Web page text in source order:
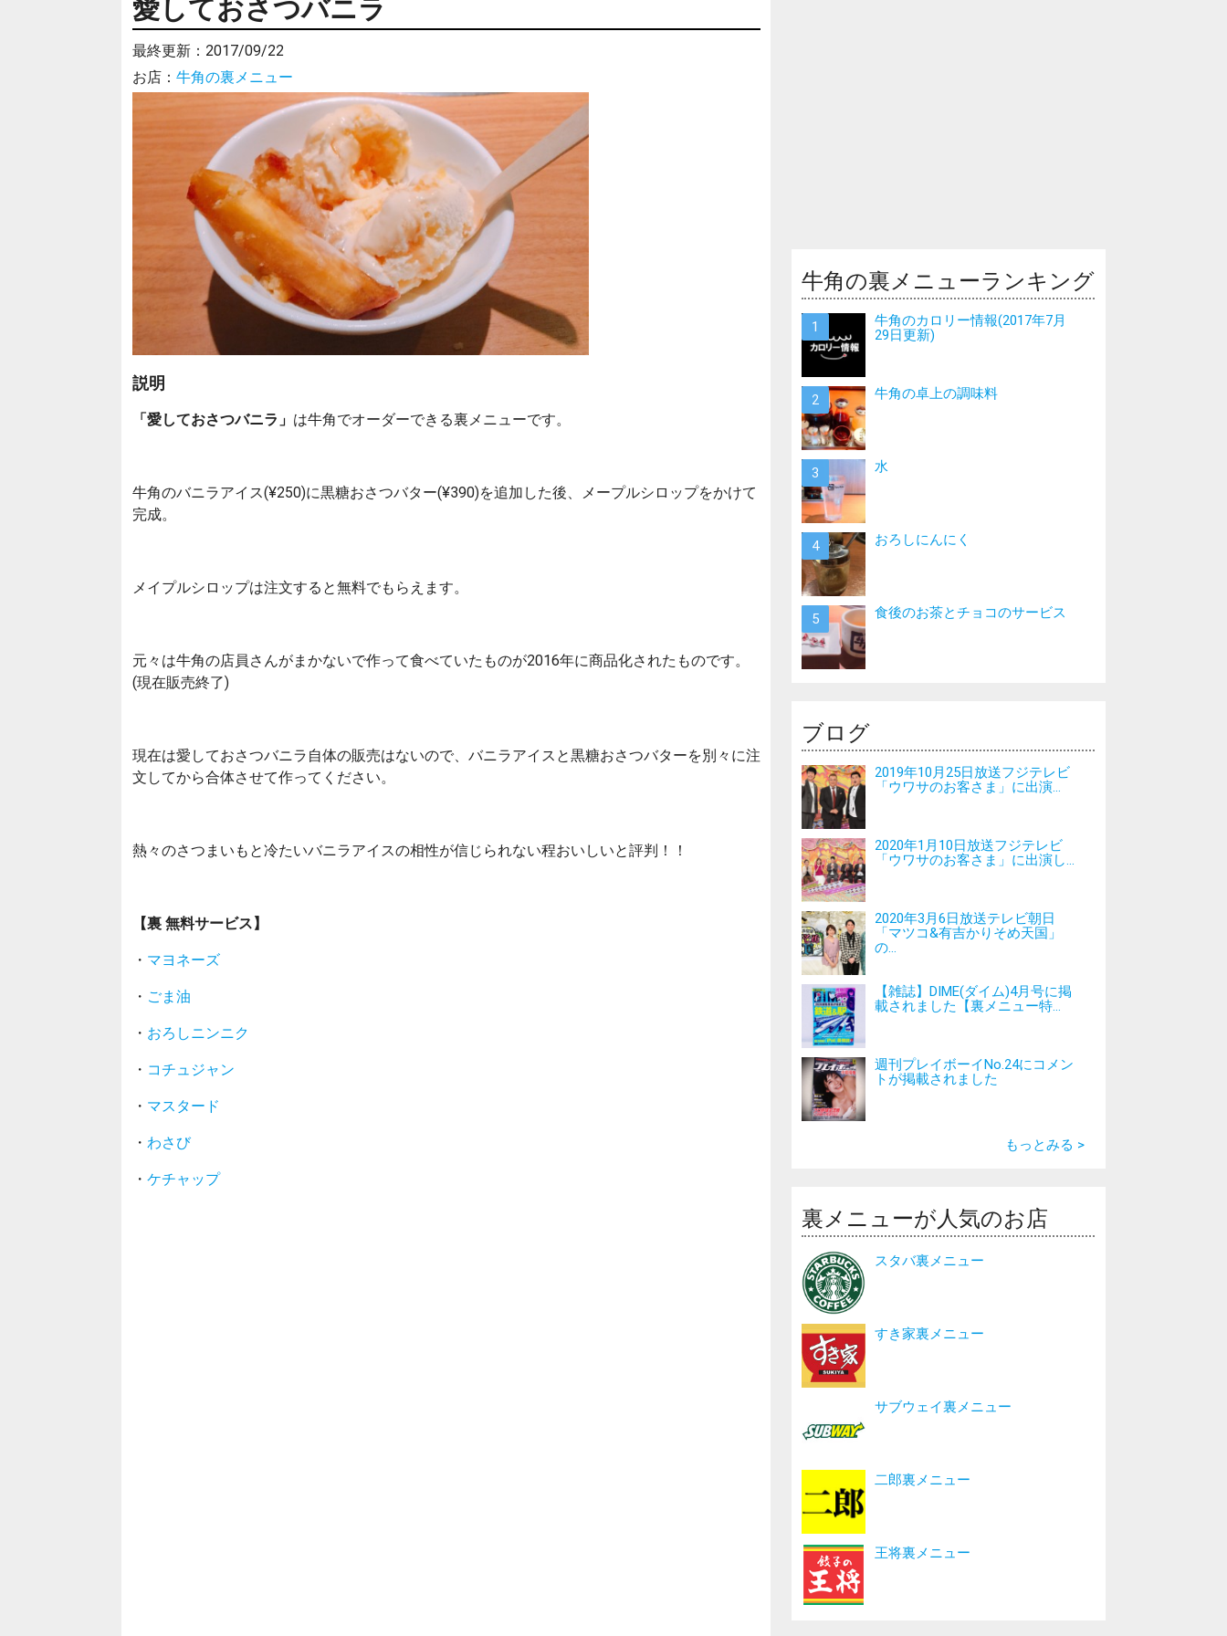
愛しておさつバニラ
最終更新： 2017/09/22
お店： 牛角の裏メニュー
説明
「愛しておさつバニラ」 は牛角でオーダーできる裏メニューです。
牛角のバニラアイス(¥250)に黒糖おさつバター(¥390)を追加した後、メープルシロップをかけて
完成。
メイプルシロップは注文すると無料でもらえます。
元々は牛角の店員さんがまかないで作って食べていたものが2016年に商品化されたものです。
(現在販売終了)
現在は愛しておさつバニラ自体の販売はないので、バニラアイスと黒糖おさつバターを別々に注
文してから合体させて作ってください。
熱々のさつまいもと冷たいバニラアイスの相性が信じられない程おいしいと評判！！
【裏 無料サービス】
・ マヨネーズ
・ ごま油
・ おろしニンニク
・ コチュジャン
・ マスタード
・ わさび
・ ケチャップ
牛角の裏メニューランキング
牛角のカロリー情報(2017年7月
29日更新)
牛角の卓上の調味料
水
おろしにんにく
食後のお茶とチョコのサービス
ブログ
2019年10月25日放送フジテレビ
「ウワサのお客さま」に出演...
2020年1月10日放送フジテレビ
「ウワサのお客さま」に出演し...
2020年3月6日放送テレビ朝日
「マツコ&有吉かりそめ天国」
の...
【雑誌】DIME(ダイム)4月号に掲
載されました【裏メニュー特...
週刊プレイボーイNo.24にコメン
トが掲載されました
もっとみる >
裏メニューが人気のお店
スタバ裏メニュー
すき家裏メニュー
サブウェイ裏メニュー
二郎裏メニュー
王将裏メニュー